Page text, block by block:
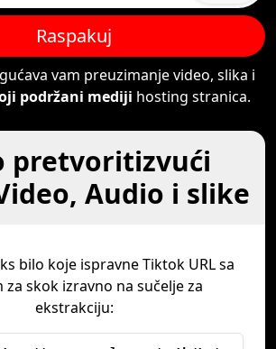
Raspakuj
vam preuzimanje video, slika i
podržani mediji hosting stranica.
pretvoritizvući
Audio i slike
bilo koje ispravne Tiktok URL sa
za skok izravno na sučelje za
ekstrakciju: